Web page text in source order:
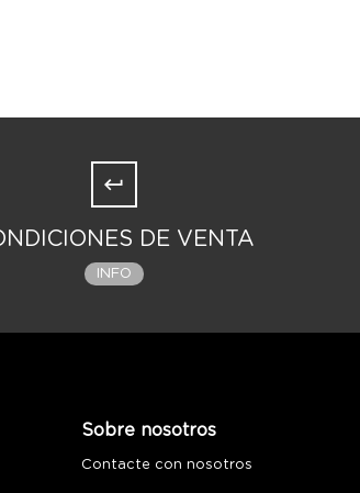
DE VENTA
INFO
Sobre nosotros
Contacte con nosotros